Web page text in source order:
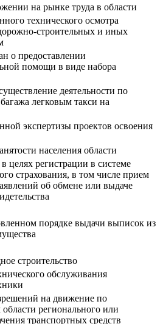
на рынке труда в области
технического осмотра
строительных и иных
о предоставлении
помощи в виде набора
деятельности по
легковым такси на
экспертизы проектов освоения
населения области
целях регистрации в системе
страхования, в том числе прием
об обмене или выдаче
порядке выдачи выписок из
строительство
обслуживания
на движение по
регионального или
транспортных средств